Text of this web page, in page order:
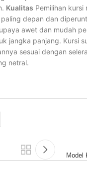
Kualitas Pemilihan
depan dan
awet dan mudah
jangka panjang. Kursi
sesuai dengan
netral.
Model